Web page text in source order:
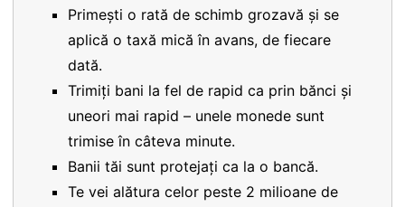
Primești o rată de schimb grozavă și se
aplică o taxă mică în avans, de fiecare
dată.
Trimiți bani la fel de rapid ca prin bănci și
uneori mai rapid – unele monede sunt
trimise în câteva minute.
Banii tăi sunt protejați ca la o bancă.
Te vei alătura celor peste 2 milioane de